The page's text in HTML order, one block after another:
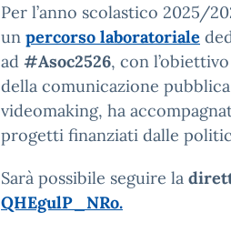
Per l’anno scolastico 2025/
un percorso laboratoriale
ad #Asoc2526, con
della comunicazione
videomaking, ha
progetti finanziati dalle
Sarà possibile seguire la
QHEgulP_NRo.